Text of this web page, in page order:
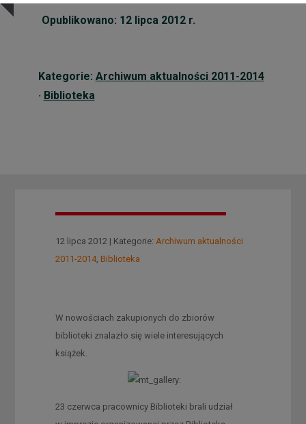
Opublikowano: 12 lipca 2012 r.
Kategorie: Archiwum aktualności 2011-2014
· Biblioteka
12 lipca 2012 | Kategorie: Archiwum aktualności
2011-2014, Biblioteka
W nowościach zakupionych do zbiorów
biblioteki znalazło się wiele interesujących
książek.
23 czerwca pracownicy Biblioteki brali udział